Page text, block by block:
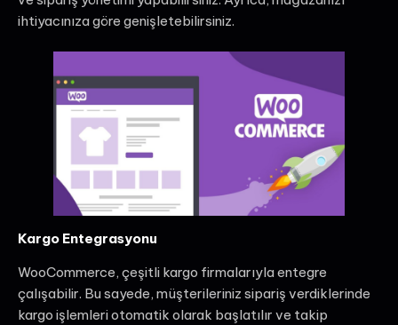
ihtiyacınıza göre genişletebilirsiniz.
Kargo Entegrasyonu
WooCommerce, çeşitli kargo firmalarıyla entegre
çalışabilir. Bu sayede, müşterileriniz sipariş verdiklerinde
kargo işlemleri otomatik olarak başlatılır ve takip